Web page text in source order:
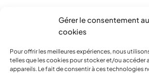
Gérer le consentement
cookies
Pour offrir les meilleures expériences, nous
telles que les cookies pour stocker et/ou accéder
appareils. Le fait de consentir à ces technologies